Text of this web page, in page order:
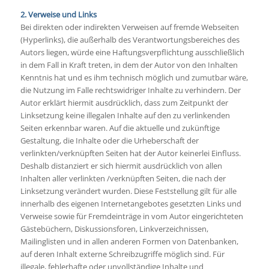
2. Verweise und Links
Bei direkten oder indirekten Verweisen auf fremde Webseiten
(Hyperlinks), die außerhalb des Verantwortungsbereiches des
Autors liegen, würde eine Haftungsverpflichtung ausschließlich
in dem Fall in Kraft treten, in dem der Autor von den Inhalten
Kenntnis hat und es ihm technisch möglich und zumutbar wäre,
die Nutzung im Falle rechtswidriger Inhalte zu verhindern. Der
Autor erklärt hiermit ausdrücklich, dass zum Zeitpunkt der
Linksetzung keine illegalen Inhalte auf den zu verlinkenden
Seiten erkennbar waren. Auf die aktuelle und zukünftige
Gestaltung, die Inhalte oder die Urheberschaft der
verlinkten/verknüpften Seiten hat der Autor keinerlei Einfluss.
Deshalb distanziert er sich hiermit ausdrücklich von allen
Inhalten aller verlinkten /verknüpften Seiten, die nach der
Linksetzung verändert wurden. Diese Feststellung gilt für alle
innerhalb des eigenen Internetangebotes gesetzten Links und
Verweise sowie für Fremdeinträge in vom Autor eingerichteten
Gästebüchern, Diskussionsforen, Linkverzeichnissen,
Mailinglisten und in allen anderen Formen von Datenbanken,
auf deren Inhalt externe Schreibzugriffe möglich sind. Für
illegale, fehlerhafte oder unvollständige Inhalte und